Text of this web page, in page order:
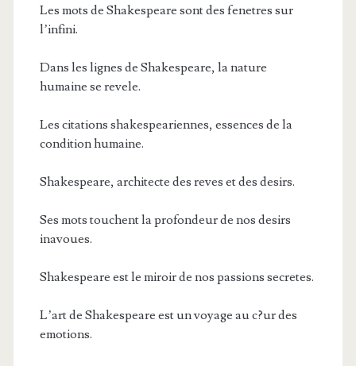
Les mots de Shakespeare sont des fenetres sur
l’infini.
Dans les lignes de Shakespeare, la nature
humaine se revele.
Les citations shakespeariennes, essences de la
condition humaine.
Shakespeare, architecte des reves et des desirs.
Ses mots touchent la profondeur de nos desirs
inavoues.
Shakespeare est le miroir de nos passions secretes.
L’art de Shakespeare est un voyage au c?ur des
emotions.